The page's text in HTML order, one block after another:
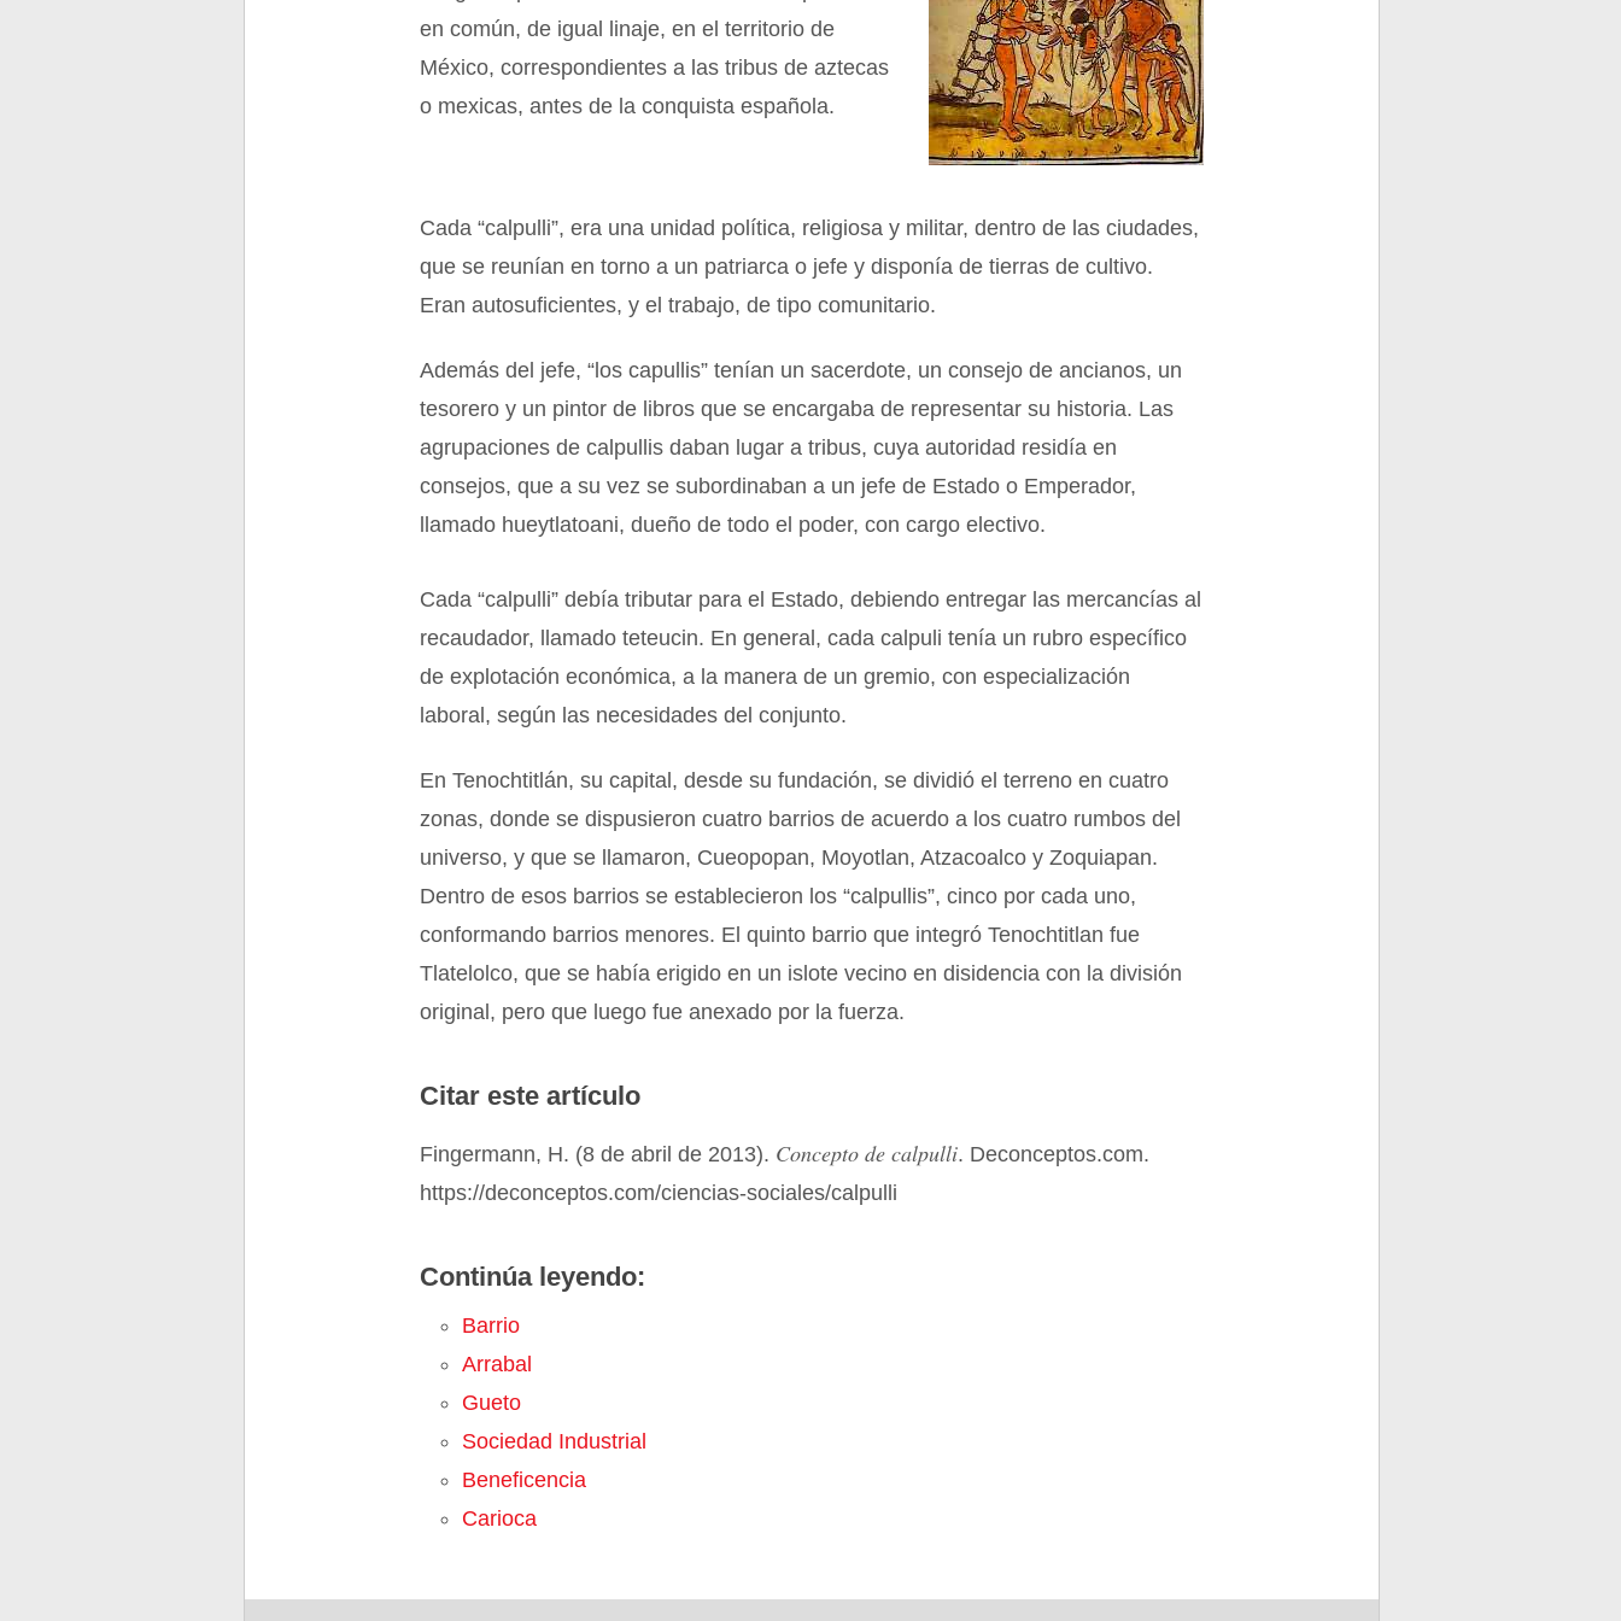
en común, de igual linaje, en el territorio de
México, correspondientes a las tribus de aztecas
o mexicas, antes de la conquista española.
Cada “calpulli”, era una unidad política, religiosa y militar, dentro de las ciudades,
que se reunían en torno a un patriarca o jefe y disponía de tierras de cultivo.
Eran autosuficientes, y el trabajo, de tipo comunitario.
Además del jefe, “los capullis” tenían un sacerdote, un consejo de ancianos, un
tesorero y un pintor de libros que se encargaba de representar su historia. Las
agrupaciones de calpullis daban lugar a tribus, cuya autoridad residía en
consejos, que a su vez se subordinaban a un jefe de Estado o Emperador,
llamado hueytlatoani, dueño de todo el poder, con cargo electivo.
Cada “calpulli” debía tributar para el Estado, debiendo entregar las mercancías al
recaudador, llamado teteucin. En general, cada calpuli tenía un rubro específico
de explotación económica, a la manera de un gremio, con especialización
laboral, según las necesidades del conjunto.
En Tenochtitlán, su capital, desde su fundación, se dividió el terreno en cuatro
zonas, donde se dispusieron cuatro barrios de acuerdo a los cuatro rumbos del
universo, y que se llamaron, Cueopopan, Moyotlan, Atzacoalco y Zoquiapan.
Dentro de esos barrios se establecieron los “calpullis”, cinco por cada uno,
conformando barrios menores. El quinto barrio que integró Tenochtitlan fue
Tlatelolco, que se había erigido en un islote vecino en disidencia con la división
original, pero que luego fue anexado por la fuerza.
Citar este artículo
Fingermann, H. (8 de abril de 2013). Concepto de calpulli. Deconceptos.com.
https://deconceptos.com/ciencias-sociales/calpulli
Continúa leyendo:
Barrio
Arrabal
Gueto
Sociedad Industrial
Beneficencia
Carioca